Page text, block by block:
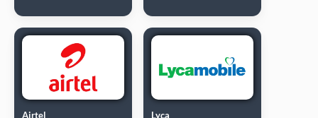
Airtel Lyca